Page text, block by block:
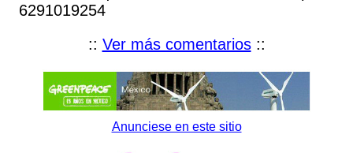
6291019254
:: Ver más comentarios::
Anunciese en este sitio